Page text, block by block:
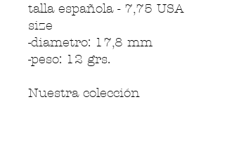
talla española - 7,75 USA
size
-diametro: 17,8 mm
-peso: 12 grs.
Nuestra colección